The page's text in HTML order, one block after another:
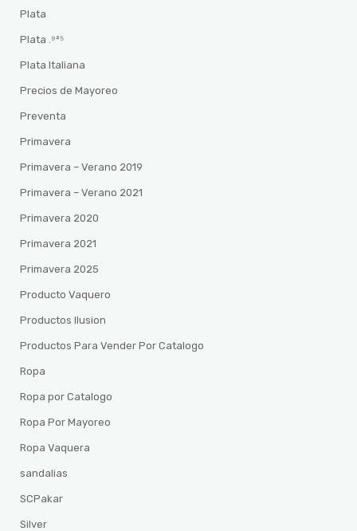
Plata
Plata .⁹²⁵
Plata Italiana
Precios de Mayoreo
Preventa
Primavera
Primavera – Verano 2019
Primavera – Verano 2021
Primavera 2020
Primavera 2021
Primavera 2025
Producto Vaquero
Productos Ilusion
Productos Para Vender Por Catalogo
Ropa
Ropa por Catalogo
Ropa Por Mayoreo
Ropa Vaquera
sandalias
SCPakar
Silver